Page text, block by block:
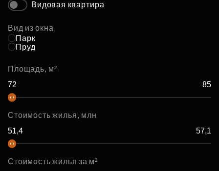
Видовая квартира
Вид из окна
Парк
Пруд
Площадь, м²
Стоимость жилья, млн
Стоимость жилья за м²